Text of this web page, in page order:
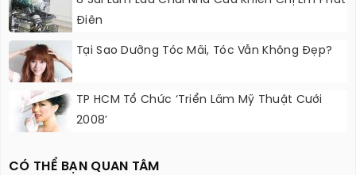
Điên
Tại Sao Dưỡng Tóc Mãi, Tóc Vẫn Không Đẹp?
TP HCM Tổ Chức ‘Triển Lãm Mỹ Thuật Cưới
2008’
CÓ THỂ BẠN QUAN TÂM